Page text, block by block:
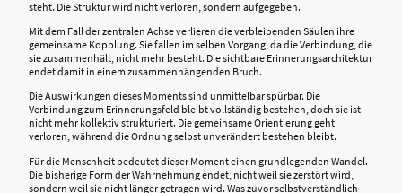
steht. Die Struktur wird nicht verloren, sondern aufgegeben.
Mit dem Fall der zentralen Achse verlieren die verbleibenden Säulen ihre
gemeinsame Kopplung. Sie fallen im selben Vorgang, da die Verbindung, die
sie zusammenhält, nicht mehr besteht. Die sichtbare Erinnerungsarchitektur
endet damit in einem zusammenhängenden Bruch.
Die Auswirkungen dieses Moments sind unmittelbar spürbar. Die
Verbindung zum Erinnerungsfeld bleibt vollständig bestehen, doch sie ist
nicht mehr kollektiv strukturiert. Die gemeinsame Orientierung geht
verloren, während die Ordnung selbst unverändert bestehen bleibt.
Für die Menschheit bedeutet dieser Moment einen grundlegenden Wandel.
Die bisherige Form der Wahrnehmung endet, nicht weil sie zerstört wird,
sondern weil sie nicht länger getragen wird. Was zuvor selbstverständlich